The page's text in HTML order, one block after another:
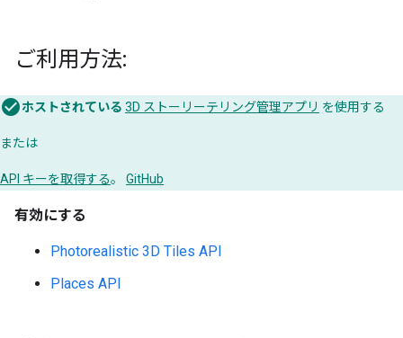
ご利用方法:
ホストされている 3D ストーリーテリング管理アプリ を使用する
または
API キーを取得する。 GitHub
有効にする
Photorealistic 3D Tiles API
Places API